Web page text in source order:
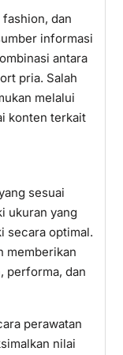
dan
informasi
antara
pria. Salah
melalui
konten terkait
sesuai
ukuran yang
secara optimal.
memberikan
performa, dan
perawatan
nilai